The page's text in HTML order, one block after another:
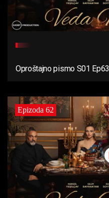
Oproštajno pismo S01 Ep63
Epizoda 62